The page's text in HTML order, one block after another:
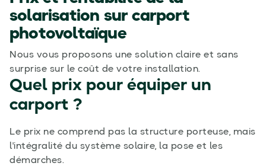
solarisation sur carport
photovoltaïque
Nous vous proposons une solution claire et sans
surprise sur le coût de votre installation.
Quel prix pour équiper un
carport ?
Le prix ne comprend pas la structure porteuse, mais
l'intégralité du système solaire, la pose et les
démarches.